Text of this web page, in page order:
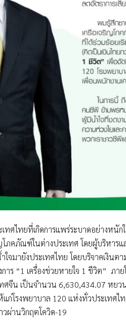
ทศไทยที่เกิดการแพร่ระบาดอย่างห
ภคภัณฑ์ในต่างประเทศ โดยผู้บริหาร
ใจมายังประเทศไทย โดยบริจาคเงิ
าร “1 เครื่องช่วยหายใจ 1 ชีวิต” ภา
ศจีน เป็นจำนวน 6,630,434.07 หย
ห้แก่โรงพยาบาล 120 แห่งทั่วประเท
ผ่านวิกฤตโควิด-19